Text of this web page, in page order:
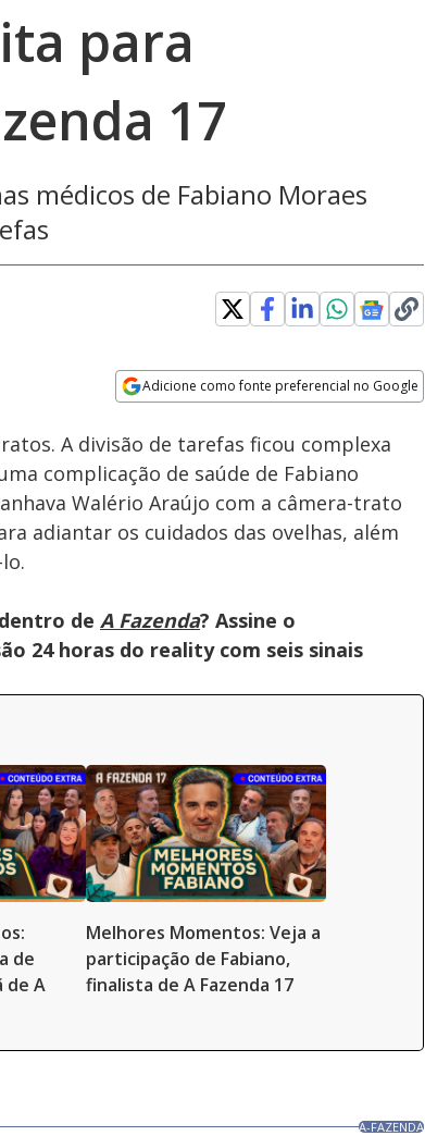
para
17
médicos de Fabiano Moraes
Adicione como fonte preferencial no Google
Velocidade
A divisão de tarefas ficou complexa
complicação de saúde de Fabiano
Walério Araújo com a câmera-trato
adiantar os cuidados das ovelhas, além
de A Fazenda? Assine o
24 horas do reality com seis sinais
de
de A
Melhores Momentos: Veja a
participação de Fabiano,
finalista de A Fazenda 17
A-FAZENDA